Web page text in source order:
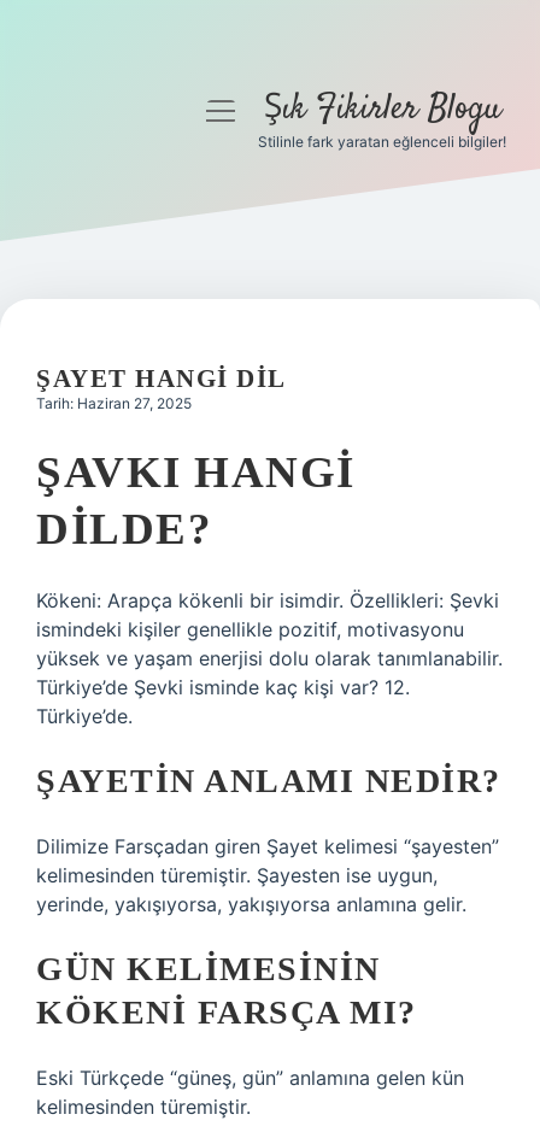
Gizlilik Politikası
Yasal Uyarı
menüyüŞık Fikirler Blogu
Stilinle fark yaratan eğlenceli bilgiler!
ŞAYET HANGI DIL
Tarih: Haziran 27, 2025
ŞAVKI HANGI
DILDE?
Kökeni: Arapça kökenli bir isimdir. Özellikleri: Şevki
ismindeki kişiler genellikle pozitif, motivasyonu
yüksek ve yaşam enerjisi dolu olarak tanımlanabilir.
Türkiye’de Şevki isminde kaç kişi var? 12.
Türkiye’de.
ŞAYETIN ANLAMI NEDIR?
Dilimize Farsçadan giren Şayet kelimesi “şayesten”
kelimesinden türemiştir. Şayesten ise uygun,
yerinde, yakışıyorsa, yakışıyorsa anlamına gelir.
GÜN KELIMESININ
KÖKENI FARSÇA MI?
Eski Türkçede “güneş, gün” anlamına gelen kün
kelimesinden türemiştir.